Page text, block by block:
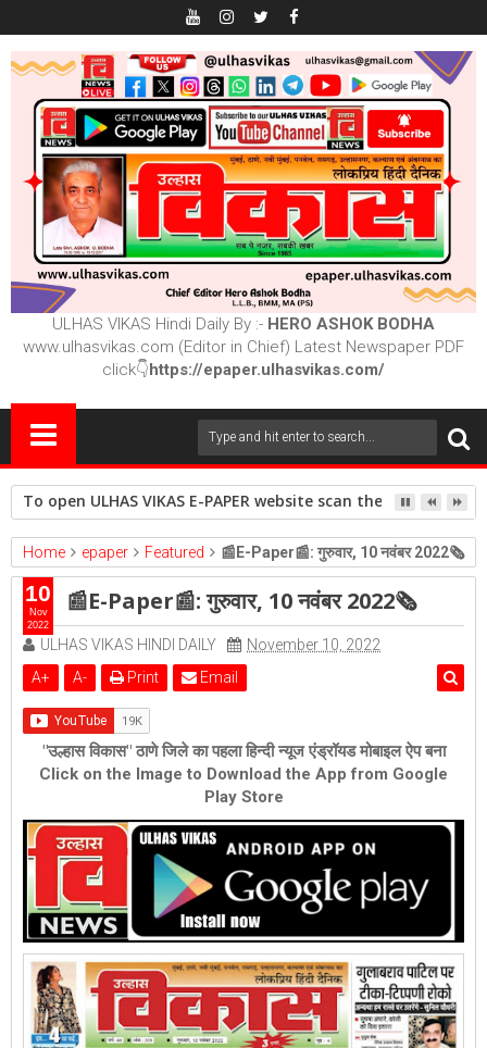
ULHAS VIKAS Hindi Daily By :- HERO ASHOK BODHA
www.ulhasvikas.com (Editor in Chief) Latest Newspaper PDF
click👇https://epaper.ulhasvikas.com/
To open ULHAS VIKAS E-PAPER website scan the QR
Home epaper Featured 📰E-Paper📰: गुरुवार, 10 नवंबर 2022🗞
📰E-Paper📰: गुरुवार, 10 नवंबर 2022🗞
ULHAS VIKAS HINDI DAILY
November 10, 2022
A+ A- Print Email
"उल्हास विकास" ठाणे जिले का पहला हिन्दी न्यूज एंड्रॉयड मोबाइल ऐप बना
Click on the Image to Download the App from Google
Play Store
10
Nov
2022